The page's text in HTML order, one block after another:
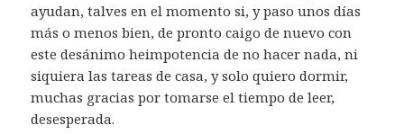
ayudan, talves en el momento si, y paso unos días
más o menos bien, de pronto caigo de nuevo con
este desánimo heimpotencia de no hacer nada, ni
siquiera las tareas de casa, y solo quiero dormir,
muchas gracias por tomarse el tiempo de leer,
desesperada.